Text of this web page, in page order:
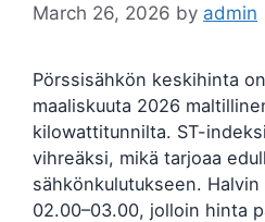
March 26, 2026 by admin
Pörssisähkön keskihinta
maaliskuuta 2026
kilowattitunnilta. ST-
vihreäksi, mikä tarjoaa
sähkönkulutukseen.
02.00–03.00, jolloin hinta